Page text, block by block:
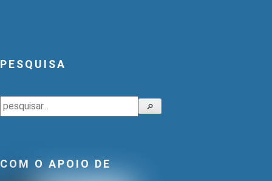
PESQUISA
Pesquisar 🔎
COM O APOIO DE